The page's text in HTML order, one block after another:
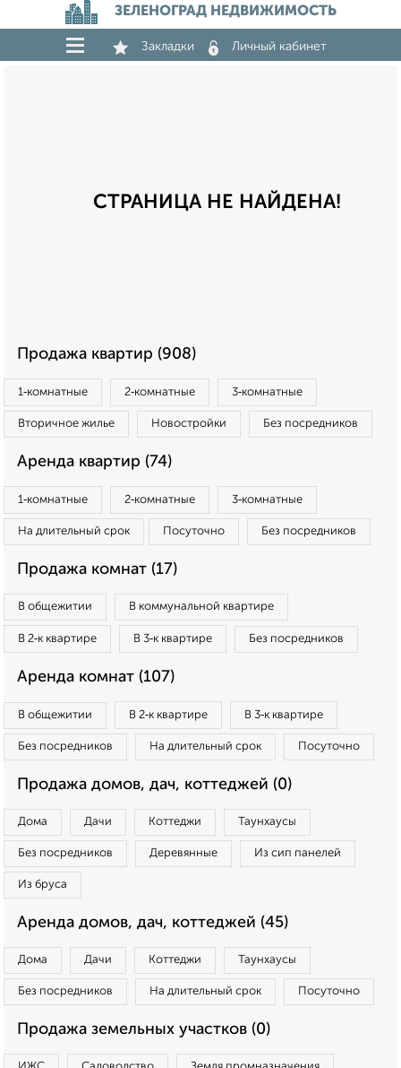
ЗЕЛЕНОГРАД НЕДВИЖИМОСТЬ
Закладки Личный кабинет
СТРАНИЦА НЕ НАЙДЕНА!
Продажа квартир (908)
1‑комнатные 2‑комнатные 3‑комнатные
Вторичное жилье Новостройки Без посредников
Аренда квартир (74)
1‑комнатные 2‑комнатные 3‑комнатные
На длительный срок Посуточно Без посредников
Продажа комнат (17)
В общежитии В коммунальной квартире
В 2‑к квартире В 3‑к квартире Без посредников
Аренда комнат (107)
В общежитии В 2‑к квартире В 3‑к квартире
Без посредников На длительный срок Посуточно
Продажа домов, дач, коттеджей (0)
Дома Дачи Коттеджи Таунхаусы
Без посредников Деревянные Из сип панелей
Из бруса
Аренда домов, дач, коттеджей (45)
Дома Дачи Коттеджи Таунхаусы
Без посредников На длительный срок Посуточно
Продажа земельных участков (0)